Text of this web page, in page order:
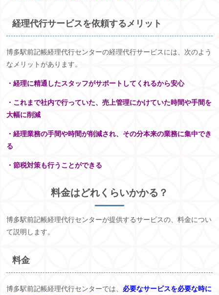
経理代行サービスを依頼するメリット
博多駅前記帳経理代行センターの経理代行サービスには、次のよう
なメリットがあります。
・経理に精通したスタッフがサポートしてくれるから安心
・これまで社内で行っていた、売上管理にかけていた時間や手間を
大幅に削減
・経理業務の手間や時間が削減され、その分本来の業務に集中でき
る
・節税対策も行うことができる
料金はどれくらいかかる？
博多駅前記帳経理代行センターが提供するサービスの、料金につい
て説明します。
料金
博多駅前記帳経理代行センターでは、 必要なサービスを必要な時に